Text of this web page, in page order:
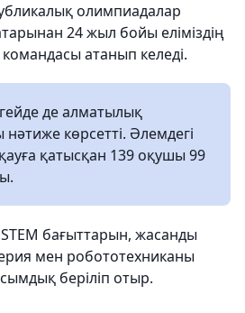
олимпиадалар
24 жыл бойы еліміздің
атанып келеді.
де алматылық
көрсетті. Әлемдегі
қатысқан 139 оқушы 99
бағыттарын, жасанды
мен робототехниканы
беріліп отыр.